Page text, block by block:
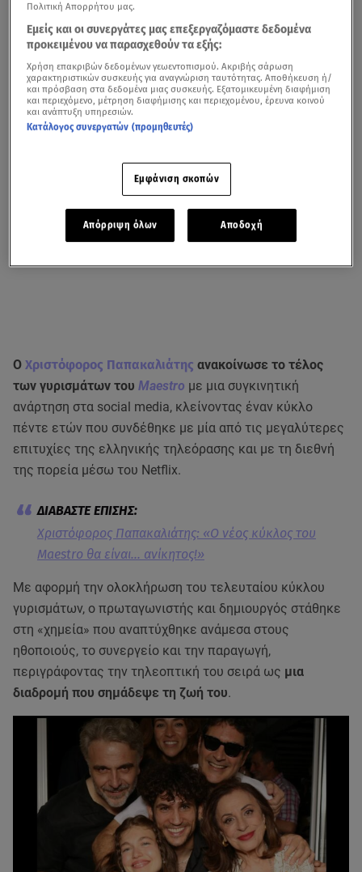
Ο Χριστόφορος Παπακαλιάτης ανακοίνωσε το τέλος
των γυρισμάτων του Maestro με μια συγκινητική
ανάρτηση στα social media, κλείνοντας έναν κύκλο
πέντε ετών που συνδέθηκε με μία από τις μεγαλύτερες
επιτυχίες της ελληνικής τηλεόρασης και με τη διεθνή
της πορεία μέσω του Netflix.
Χριστόφορος Παπακαλιάτης: «Ο νέος κύκλος του
Maestro θα είναι... ανίκητος!»
Με αφορμή την ολοκλήρωση του τελευταίου κύκλου
γυρισμάτων, ο πρωταγωνιστής και δημιουργός στάθηκε
στη «χημεία» που αναπτύχθηκε ανάμεσα στους
ηθοποιούς, το συνεργείο και την παραγωγή,
περιγράφοντας την τηλεοπτική του σειρά ως μια
διαδρομή που σημάδεψε τη ζωή του.
Πολιτική Απορρήτου μας.
Εμείς και οι συνεργάτες μας επεξεργαζόμαστε δεδομένα
προκειμένου να παρασχεθούν τα εξής:
Χρήση επακριβών δεδομένων γεωεντοπισμού. Ακριβής σάρωση
χαρακτηριστικών συσκευής για αναγνώριση ταυτότητας. Αποθήκευση ή/
και πρόσβαση στα δεδομένα μιας συσκευής. Εξατομικευμένη διαφήμιση
και περιεχόμενο, μέτρηση διαφήμισης και περιεχομένου, έρευνα κοινού
και ανάπτυξη υπηρεσιών.
Κατάλογος συνεργατών (προμηθευτές)
Εμφάνιση σκοπών
Απόρριψη όλων Αποδοχή